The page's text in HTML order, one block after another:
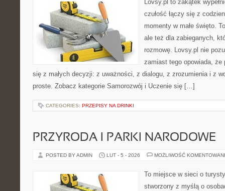
Lovsy.pl to zakątek
czułość łączy się z
momenty w małe święto.
ale też dla zabieganych,
rozmowę. Lovsy.pl nie
zamiast tego opowiada, że
się z małych decyzji: z uważności, z dialogu, z zrozumienia i z
proste. Zobacz kategorie Samorozwój i Uczenie się […]
CATEGORIES: PRZEPISY NA DRINKI
PRZYRODA I PARKI NARODOWE
POSTED BY ADMIN LUT - 5 - 2026 MOŻLIWOŚĆ
To miejsce w sieci o
stworzony z myślą o